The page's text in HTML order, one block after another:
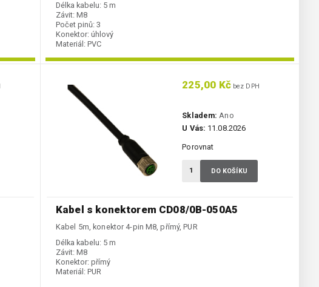
Délka kabelu: 5 m
Závit: M8
Počet pinů: 3
Konektor: úhlový
Materiál: PVC
Kabel s konektorem CD08/0B-050A5
Kabel 5m, konektor 4-pin M8, přímý, PUR
Délka kabelu: 5 m
Závit: M8
Konektor: přímý
Materiál: PUR
225,00 Kčbez DPH
Skladem: Ano
U Vás: 11.08.2026
Porovnat
DO KOŠÍKU